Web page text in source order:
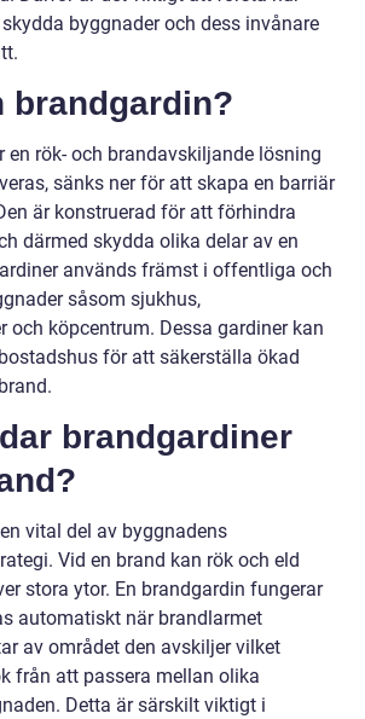
byggnader och dess invånare
brandgardin?
en rök- och brandavskiljande lösning
sänks ner för att skapa en barriär
är konstruerad för att förhindra
därmed skydda olika delar av en
används främst i offentliga och
såsom sjukhus,
och köpcentrum. Dessa gardiner kan
för att säkerställa ökad
brandgardiner
vital del av byggnadens
Vid en brand kan rök och eld
stora ytor. En brandgardin fungerar
automatiskt när brandlarmet
av området den avskiljer vilket
från att passera mellan olika
Detta är särskilt viktigt i